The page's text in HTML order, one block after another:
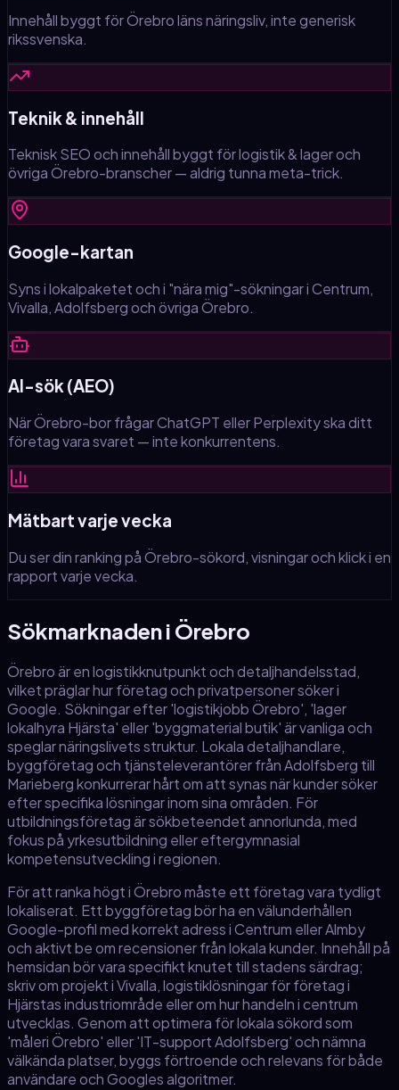
Innehåll byggt för Örebro läns näringsliv, inte generisk
rikssvenska.
Teknik & innehåll
Teknisk SEO och innehåll byggt för logistik & lager och
övriga Örebro-branscher — aldrig tunna meta-trick.
Google-kartan
Syns i lokalpaketet och i "nära mig"-sökningar i Centrum,
Vivalla, Adolfsberg och övriga Örebro.
AI-sök (AEO)
När Örebro-bor frågar ChatGPT eller Perplexity ska ditt
företag vara svaret — inte konkurrentens.
Mätbart varje vecka
Du ser din ranking på Örebro-sökord, visningar och klick i en
rapport varje vecka.
Sökmarknadeni Örebro
Örebro är en logistikknutpunkt och detaljhandelsstad,
vilket präglar hur företag och privatpersoner söker i
Google. Sökningar efter 'logistikjobb Örebro', 'lager
lokalhyra Hjärsta' eller 'byggmaterial butik' är vanliga och
speglar näringslivets struktur. Lokala detaljhandlare,
byggföretag och tjänsteleverantörer från Adolfsberg till
Marieberg konkurrerar hårt om att synas när kunder söker
efter specifika lösningar inom sina områden. För
utbildningsföretag är sökbeteendet annorlunda, med
fokus på yrkesutbildning eller eftergymnasial
kompetensutveckling i regionen.
För att ranka högt i Örebro måste ett företag vara tydligt
lokaliserat. Ett byggföretag bör ha en välunderhållen
Google-profil med korrekt adress i Centrum eller Almby
och aktivt be om recensioner från lokala kunder. Innehåll på
hemsidan bör vara specifikt knutet till stadens särdrag;
skriv om projekt i Vivalla, logistiklösningar för företag i
Hjärstas industriområde eller om hur handeln i centrum
utvecklas. Genom att optimera för lokala sökord som
'måleri Örebro' eller 'IT-support Adolfsberg' och nämna
välkända platser, byggs förtroende och relevans för både
användare och Googles algoritmer.